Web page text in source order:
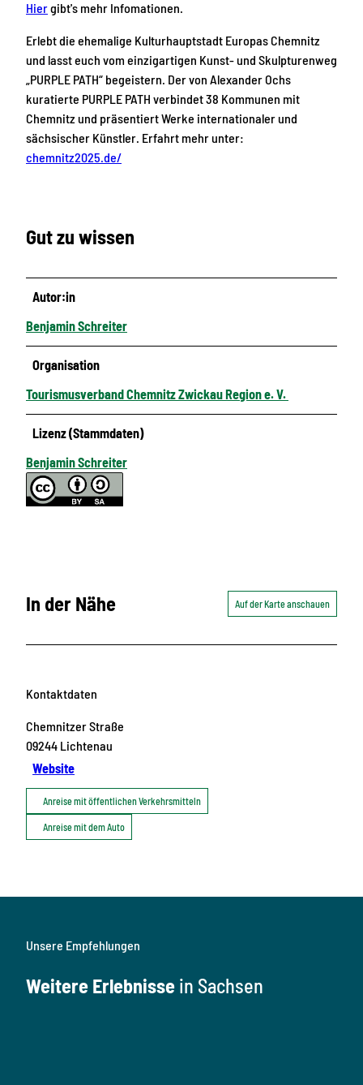
Hiergibt's mehr Infomationen.
Erlebt die ehemalige Kulturhauptstadt Europas Chemnitz
und lasst euch vom einzigartigen Kunst- und Skulpturenweg
„PURPLE PATH“ begeistern. Der von Alexander Ochs
kuratierte PURPLE PATH verbindet 38 Kommunen mit
Chemnitz und präsentiert Werke internationaler und
sächsischer Künstler. Erfahrt mehr unter:
chemnitz2025.de/
Gut zu wissen
Autor:in
Benjamin Schreiter
Organisation
Tourismusverband Chemnitz Zwickau Region e. V.
Lizenz (Stammdaten)
Benjamin Schreiter
In der Nähe Auf der Karte anschauen
Kontaktdaten
Chemnitzer Straße
09244 Lichtenau
Website
Anreise mit öffentlichen Verkehrsmitteln
Anreise mit dem Auto
Unsere Empfehlungen
Weitere Erlebnisse in Sachsen